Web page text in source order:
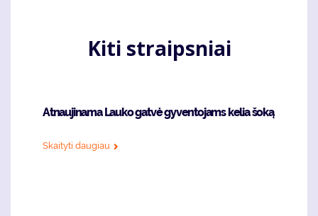
Kiti straipsniai
Atnaujinama Lauko gatvė gyventojams kelia šoką
Skaityti daugiau